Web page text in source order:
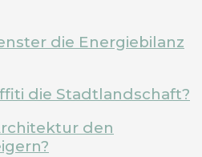
die Energiebilanz
die Stadtlandschaft?
den